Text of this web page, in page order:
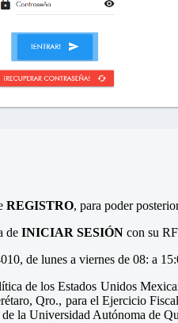
REGISTRO, para poder
de INICIAR SESIÓN con su
de lunes a viernes de 08: a
de los Estados Unidos
Qro., para el Ejercicio
la Universidad Autónoma de